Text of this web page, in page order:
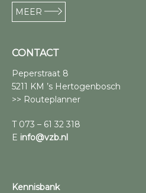
MEER
CONTACT
Peperstraat 8
5211 KM ’s Hertogenbosch
>> Routeplanner
T 073 – 61 32 318
E info@vzb.nl
Kennisbank